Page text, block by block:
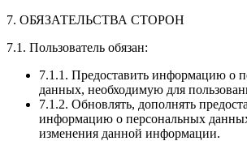
7. ОБЯЗАТЕЛЬСТВА СТОРОН
7.1. Пользователь обязан:
7.1.1. Предоставить информацию о
данных, необходимую для
7.1.2. Обновлять, дополнять
информацию о персональных
изменения данной информации.